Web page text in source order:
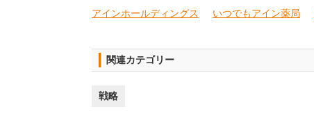
アインホールディングス いつでもアイン薬局
関連カテゴリー
戦略